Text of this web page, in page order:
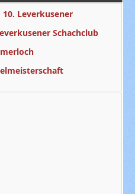
Leverkusener
Schachclub